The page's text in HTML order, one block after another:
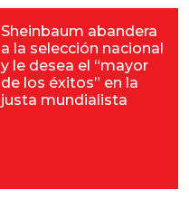
Sheinbaum abandera
a la selección nacional
y le desea el “mayor
de los éxitos” en la
justa mundialista